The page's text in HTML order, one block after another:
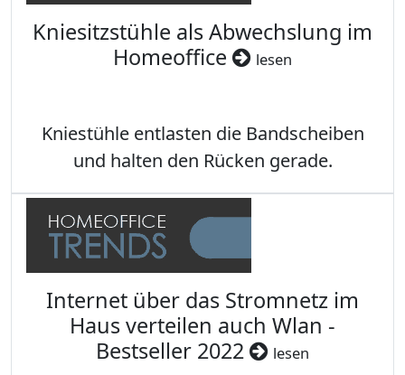
Kniesitzstühle als Abwechslung im
Homeoffice
lesen
Kniestühle entlasten die Bandscheiben
und halten den Rücken gerade.
Internet über das Stromnetz im
Haus verteilen auch Wlan -
Bestseller 2022
lesen